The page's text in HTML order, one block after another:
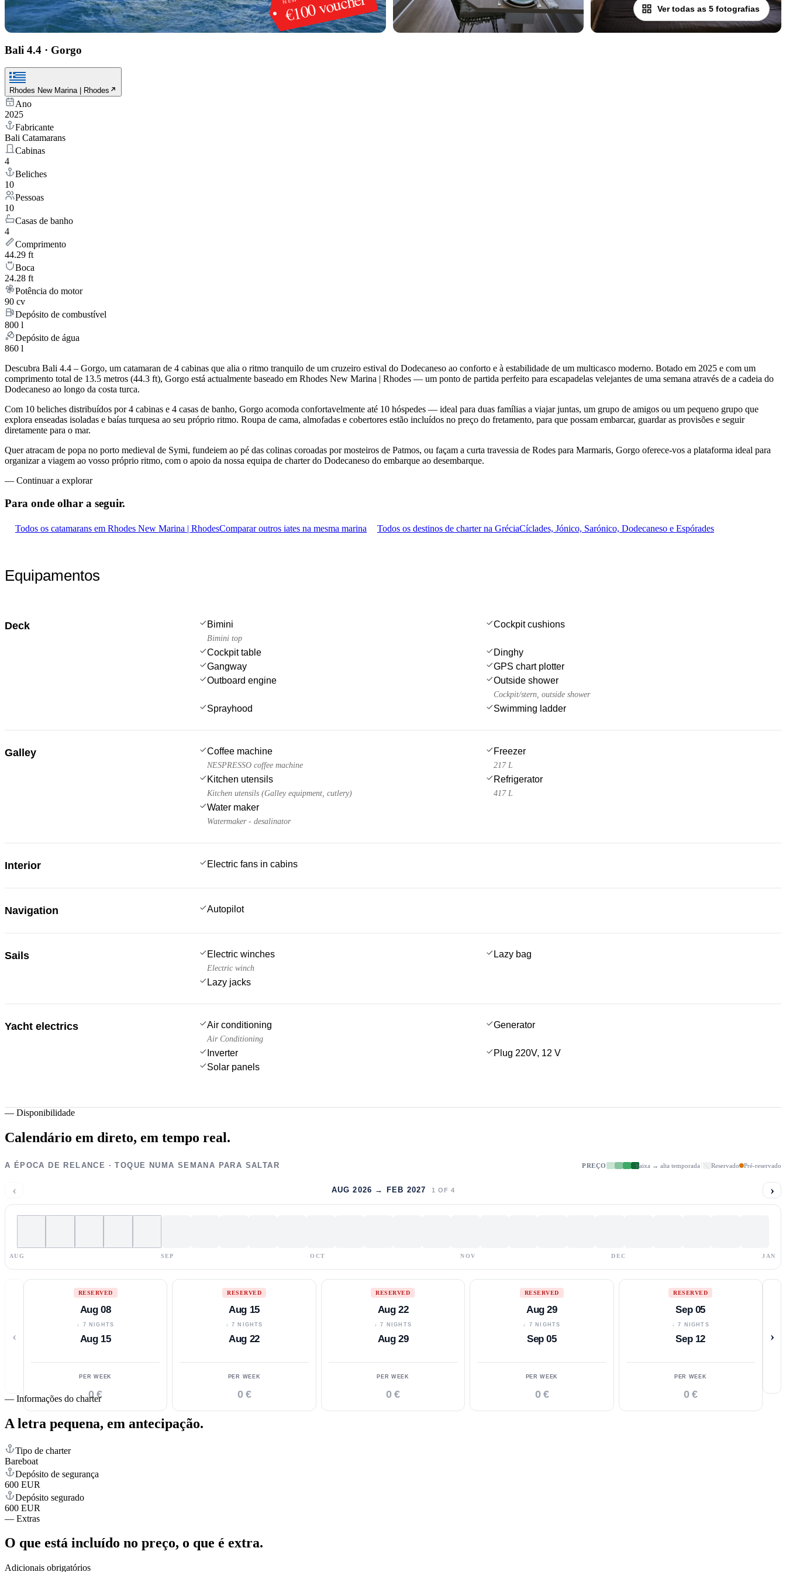
Ver todas as 5 fotografias
Bali 4.4 · Gorgo
Rhodes New Marina | Rhodes
Ano
2025
Fabricante
Bali Catamarans
Cabinas
4
Beliches
10
Pessoas
10
Casas de banho
4
Comprimento
44.29 ft
Boca
24.28 ft
Potência do motor
90 cv
Depósito de combustível
800 l
Depósito de água
860 l
Descubra Bali 4.4 – Gorgo, um catamaran de 4 cabinas que alia o ritmo tranquilo de um cruzeiro estival do Dodecaneso ao conforto e à estabilidade de um multicasco moderno. Botado em 2025 e com um
comprimento total de 13.5 metros (44.3 ft), Gorgo está actualmente baseado em Rhodes New Marina | Rhodes — um ponto de partida perfeito para escapadelas velejantes de uma semana através de a cadeia do
Dodecaneso ao longo da costa turca.
Com 10 beliches distribuídos por 4 cabinas e 4 casas de banho, Gorgo acomoda confortavelmente até 10 hóspedes — ideal para duas famílias a viajar juntas, um grupo de amigos ou um pequeno grupo que
explora enseadas isoladas e baías turquesa ao seu próprio ritmo. Roupa de cama, almofadas e cobertores estão incluídos no preço do fretamento, para que possam embarcar, guardar as provisões e seguir
diretamente para o mar.
Quer atracam de popa no porto medieval de Symi, fundeiem ao pé das colinas coroadas por mosteiros de Patmos, ou façam a curta travessia de Rodes para Marmaris, Gorgo oferece-vos a plataforma ideal para
organizar a viagem ao vosso próprio ritmo, com o apoio da nossa equipa de charter do Dodecaneso do embarque ao desembarque.
— Continuar a explorar
Para onde olhar a seguir.
Todos os catamarans em Rhodes New Marina | RhodesComparar outros iates na mesma marina Todos os destinos de charter na GréciaCíclades, Jónico, Sarónico, Dodecaneso e Espórades
Equipamentos
Deck Bimini
Bimini top
Cockpit cushions
Cockpit table
Dinghy
Gangway
GPS chart plotter
Outboard engine
Outside shower
Cockpit/stern, outside shower
Sprayhood Swimming ladder
Galley Coffee machine
NESPRESSO coffee machine
Freezer
217 L
Kitchen utensils
Kitchen utensils (Galley equipment, cutlery)
Refrigerator
417 L
Water maker
Watermaker - desalinator
Interior Electric fans in cabins
Navigation Autopilot
Sails Electric winches
Electric winch
Lazy bag
Lazy jacks
Yacht electrics Air conditioning
Air Conditioning
Generator
Inverter
Plug 220V, 12 V
Solar panels
— Disponibilidade
Calendário em direto, em tempo real.
A ÉPOCA DE RELANCE · TOQUE NUMA SEMANA PARA SALTAR PREÇO baixa → alta temporada Reservado Pré-reservado
‹ AUG 2026 → FEB 2027 1 OF 4 ›
AUG SEP OCT NOV DEC JAN
‹
RESERVED
Aug 08
↓ 7 NIGHTS
Aug 15
PER WEEK
0 €
RESERVED
Aug 15
↓ 7 NIGHTS
Aug 22
PER WEEK
0 €
RESERVED
Aug 22
↓ 7 NIGHTS
Aug 29
PER WEEK
0 €
RESERVED
Aug 29
↓ 7 NIGHTS
Sep 05
PER WEEK
0 €
RESERVED
Sep 05
↓ 7 NIGHTS
Sep 12
PER WEEK
0 €
›
— Informações do charter
A letra pequena, em antecipação.
Tipo de charter
Bareboat
Depósito de segurança
600 EUR
Depósito segurado
600 EUR
— Extras
O que está incluído no preço, o que é extra.
Adicionais obrigatórios